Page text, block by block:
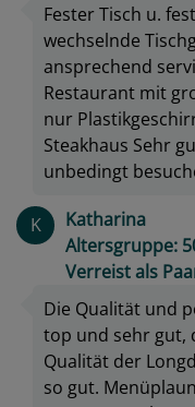
Fester Tisch u.
wechselnde
ansprechend
Restaurant mit
nur
Steakhaus Sehr
unbedingt
K
Katharina
Altersgruppe:
Verreist als
Die Qualität und
top und sehr gut,
Qualität der
so gut.